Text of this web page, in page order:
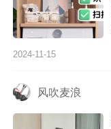
2024-11-15
风吹麦浪